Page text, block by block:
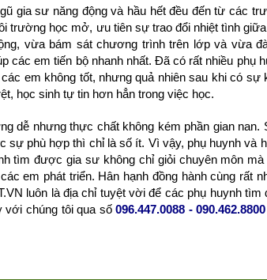
gia sư năng động và hầu hết đều đến từ các
trường học mở, ưu tiên sự trao đổi nhiệt tình
vừa bám sát chương trình trên lớp và vừa
các em tiến bộ nhanh nhất. Đã có rất nhiều phụ
em không tốt, nhưng quả nhiên sau khi có sự
học sinh tự tin hơn hẳn trong việc học.
dễ nhưng thực chất không kém phần gian nan.
sự phù hợp thì chỉ là số ít. Vì vậy, phụ huynh và
tìm được gia sư không chỉ giỏi chuyên môn mà
em phát triển. Hân hạnh đồng hành cùng rất
luôn là địa chỉ tuyệt vời để các phụ huynh tìm
với chúng tôi qua số096.447.0088 - 090.462.8800